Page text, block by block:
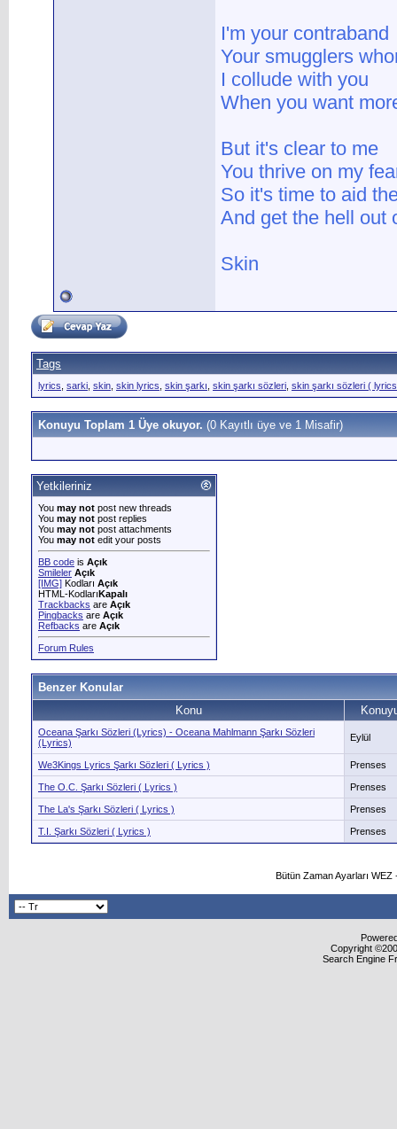
I'm your contraband
Your smugglers
I collude with you
When you want
But it's clear to me
You thrive on my
So it's time to aid
And get the hell out
Skin
Tags
lyrics sarki skin skin lyrics skin şarkı skin şarkı sözleri skin şarkı sözleri (
Konuyu Toplam 1 Üye okuyor. (0 Kayıtlı üye ve 1 Misafir)
Yetkileriniz
You may not post new threads
You may not post replies
You may not post attachments
You may not edit your posts
BB code is Açık
Smileler Açık
[IMG] Kodları Açık
HTML-KodlarıKapalı
Trackbacks are Açık
Pingbacks are Açık
Refbacks are Açık
Forum Rules
Benzer Konular
Konu
Oceana Şarkı Sözleri (Lyrics) - Oceana Mahlmann Şarkı Sözleri
(Lyrics)
Eylül
We3Kings Lyrics Şarkı Sözleri ( Lyrics ) Prenses
The O.C. Şarkı Sözleri ( Lyrics ) Prenses
The La's Şarkı Sözleri ( Lyrics ) Prenses
T.I. Şarkı Sözleri ( Lyrics ) Prenses
Bütün Zaman Ayarları
Copyright
Search Engine